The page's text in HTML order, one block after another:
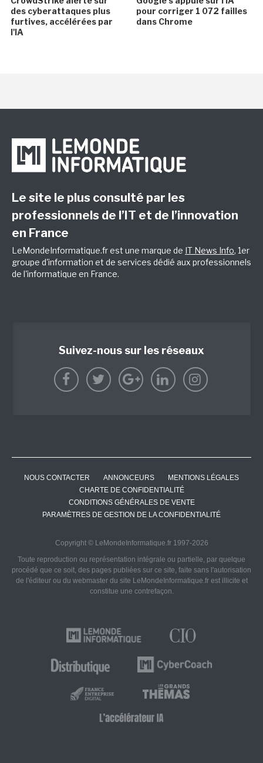
des cyberattaques plus
furtives, accélérées par
l'IA
pour corriger 1 072 failles
dans Chrome
Le site le plus consulté par les
professionnels de l’IT et de l’innovation
en France
LeMondeInformatique.fr est une marque de IT News Info, 1er
groupe d'information et de services dédié aux professionnels
de l'informatique en France.
Suivez-nous sur les réseaux
NOUS CONTACTER ANNONCEURS
MENTIONS LÉGALES
CHARTE DE CONFIDENTIALITÉ
CONDITIONS GÉNÉRALES DE VENTE
PARAMÈTRES DE GESTION DE LA CONFIDENTIALITÉ
Copyright © LeMondeInformatique.fr 1997-2026
Toute reproduction ou représentation intégrale ou partielle, par quelque
procédé que ce soit, des pages publiées sur ce site, faite sans l'autorisation
de l'éditeur ou du webmaster du site LeMondeInformatique.fr est illicite et
constitue une contrefaçon.